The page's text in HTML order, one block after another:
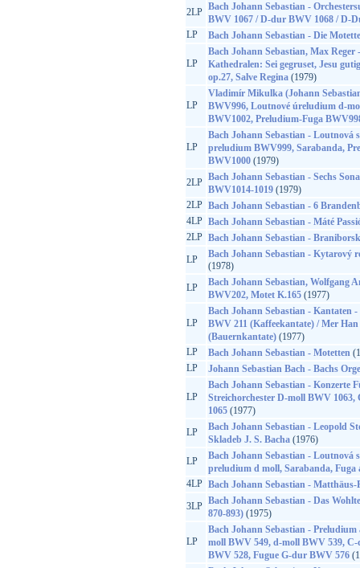
2LP Bach Johann Sebastian -
BWV 1067 / D-dur BWV 1068 / D-
LP
Bach Johann Sebastian - Die
LP
Bach Johann Sebastian, Max Reger
Kathedralen: Sei gegruset, Jesu
op.27, Salve Regina(1979)
LP
Vladimír Mikulka (Johann
BWV996, Loutnové úreludium d-
BWV1002, Preludium-Fuga
LP
Bach Johann Sebastian - Loutnová
preludium BWV999, Sarabanda,
BWV1000(1979)
2LP Bach Johann Sebastian - Sechs
BWV1014-1019(1979)
2LP Bach Johann Sebastian - 6
4LP Bach Johann Sebastian - Máté
2LP Bach Johann Sebastian -
LP
Bach Johann Sebastian - Kytarový
(1978)
LP
Bach Johann Sebastian, Wolfgang
BWV202, Motet K.165(1977)
LP
Bach Johann Sebastian - Kantaten
BWV 211 (Kaffeekantate) / Mer
(Bauernkantate)(1977)
LP
Bach Johann Sebastian - Motetten
LP
Johann Sebastian Bach - Bachs
LP
Bach Johann Sebastian - Konzerte
Streichorchester D-moll BWV
1065(1977)
LP
Bach Johann Sebastian - Leopold
Skladeb J. S. Bacha(1976)
LP
Bach Johann Sebastian - Loutnová
preludium d moll, Sarabanda, Fuga
4LP Bach Johann Sebastian - Matthäus-
3LP Bach Johann Sebastian - Das
870-893)(1975)
LP
Bach Johann Sebastian -
moll BWV 549, d-moll BWV 539,
BWV 528, Fugue G-dur BWV 576